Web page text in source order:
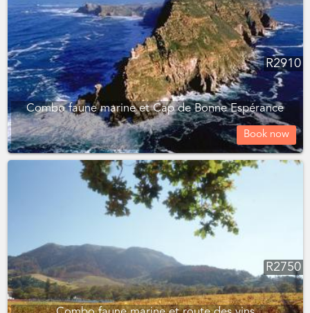
R2910
Combo faune marine et Cap de Bonne Espérance
Book now
R2750